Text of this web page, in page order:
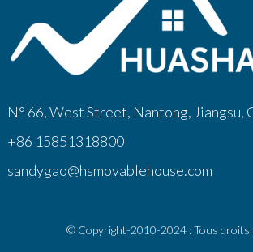
N° 66, West Street, Nantong, Jiangsu,
+86 15851318800
sandygao@hsmovablehouse.com
© Copyright-2010-2024 : Tous droits